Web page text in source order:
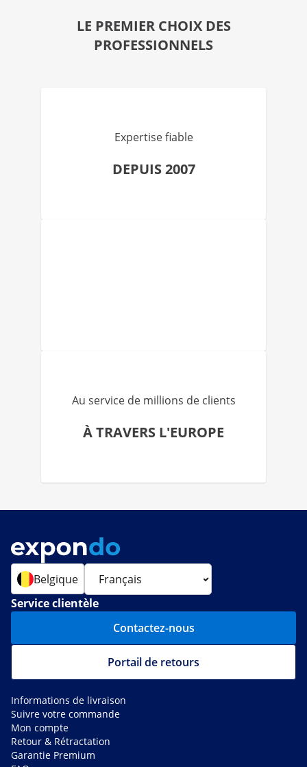
LE PREMIER CHOIX DES
PROFESSIONNELS
Expertise fiable
DEPUIS 2007
Au service de millions de clients
À TRAVERS L'EUROPE
Belgique
Service clientèle
Contactez-nous
Portail de retours
Informations de livraison
Suivre votre commande
Mon compte
Retour & Rétractation
Garantie Premium